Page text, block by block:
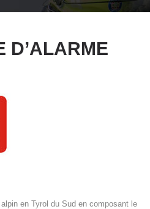
D’ALARME
en Tyrol du Sud en composant le